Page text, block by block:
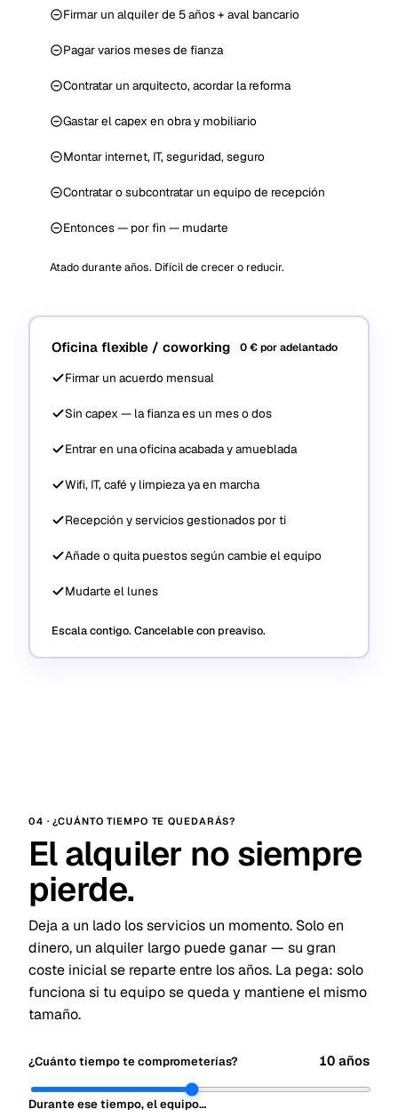
Firmar un alquiler de 5 años + aval bancario
Pagar varios meses de fianza
Contratar un arquitecto, acordar la reforma
Gastar el capex en obra y mobiliario
Montar internet, IT, seguridad, seguro
Contratar o subcontratar un equipo de recepción
Entonces — por fin — mudarte
Atado durante años. Difícil de crecer o reducir.
Oficina flexible / coworking 0 € por adelantado
Firmar un acuerdo mensual
Sin capex — la fianza es un mes o dos
Entrar en una oficina acabada y amueblada
Wifi, IT, café y limpieza ya en marcha
Recepción y servicios gestionados por ti
Añade o quita puestos según cambie el equipo
Mudarte el lunes
Escala contigo. Cancelable con preaviso.
04 · ¿CUÁNTO TIEMPO TE QUEDARÁS?
El alquiler no siempre
pierde.
Deja a un lado los servicios un momento. Solo en
dinero, un alquiler largo puede ganar — su gran
coste inicial se reparte entre los años. La pega: solo
funciona si tu equipo se queda y mantiene el mismo
tamaño.
¿Cuánto tiempo te comprometerías? 10 años
Durante ese tiempo, el equipo…